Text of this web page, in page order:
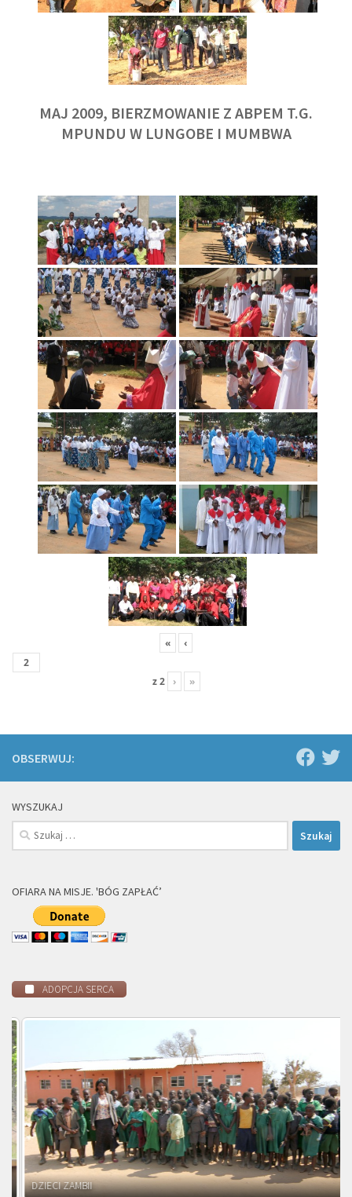
MAJ 2009, BIERZMOWANIE Z ABPEM T.G.
MPUNDU W LUNGOBE I MUMBWA
« ‹
z2 › »
OBSERWUJ:
WYSZUKAJ
Szukaj:
OFIARA NA MISJE. 'BÓG ZAPŁAĆ’
ADOPCJA SERCA
DZIECI ZAMBII